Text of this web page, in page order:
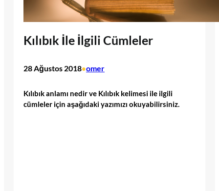
Kılıbık İle İlgili Cümleler
28 Ağustos 2018•omer
Kılıbık anlamı nedir ve Kılıbık kelimesi ile ilgili
cümleler için aşağıdaki yazımızı okuyabilirsiniz.